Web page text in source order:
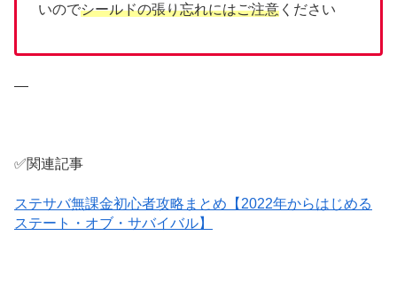
いのでシールドの張り忘れにはご注意 ください
—
✅関連記事
ステサバ無課金初心者攻略まとめ【2022年からはじめる
ステート・オブ・サバイバル】